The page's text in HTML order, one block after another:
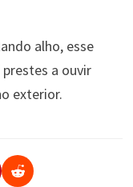
alho, esse
a ouvir
exterior.